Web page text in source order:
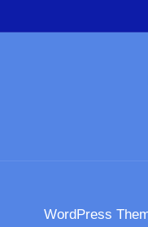
WordPress